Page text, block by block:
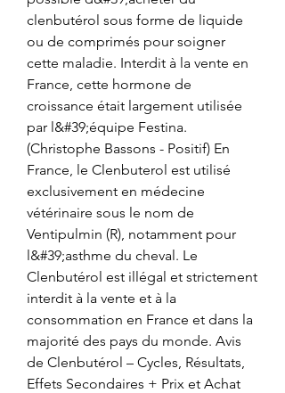
clenbutérol sous forme de liquide
ou de comprimés pour soigner
cette maladie. Interdit à la vente en
France, cette hormone de
croissance était largement utilisée
par l&#39;équipe Festina.
(Christophe Bassons - Positif) En
France, le Clenbuterol est utilisé
exclusivement en médecine
vétérinaire sous le nom de
Ventipulmin (R), notamment pour
l&#39;asthme du cheval. Le
Clenbutérol est illégal et strictement
interdit à la vente et à la
consommation en France et dans la
majorité des pays du monde. Avis
de Clenbutérol – Cycles, Résultats,
Effets Secondaires + Prix et Achat